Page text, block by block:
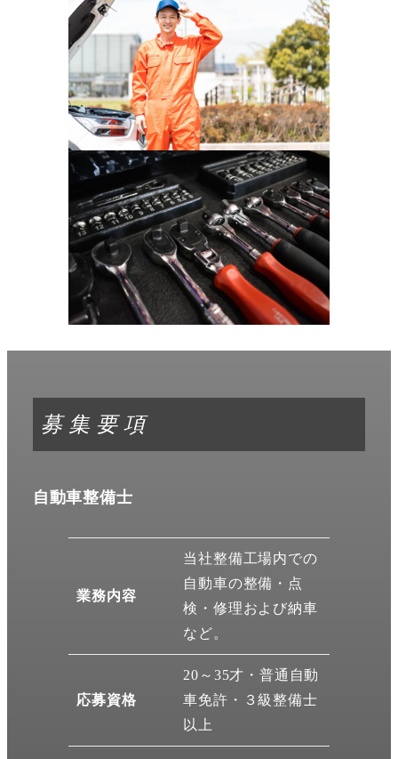
募集要項
自動車整備士
業務内容
当社整備工場内での
自動車の整備・点
検・修理および納車
など。
応募資格
20～35才・普通自動
車免許・３級整備士
以上